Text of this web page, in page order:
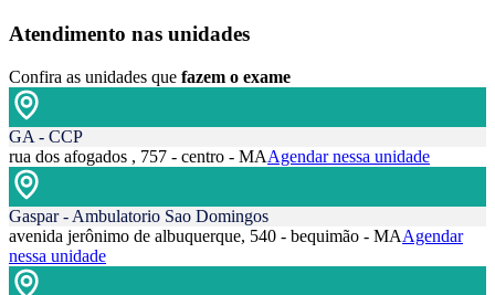
Atendimento nas unidades
Confira as unidades que fazem o exame
GA - CCP
rua dos afogados , 757 - centro - MAAgendar nessa unidade
Gaspar - Ambulatorio Sao Domingos
avenida jerônimo de albuquerque, 540 - bequimão - MAAgendar
nessa unidade